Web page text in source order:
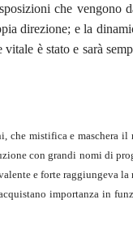
che vengono
direzione; e la
è stato e sarà
che mistifica e maschera il
con grandi nomi di
e forte raggiungeva la
importanza in